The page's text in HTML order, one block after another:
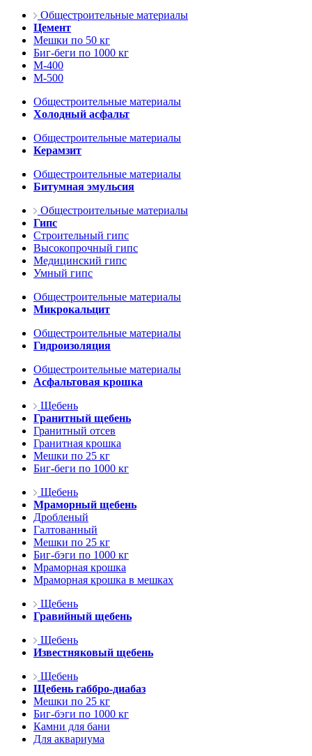
Общестроительные материалы
Цемент
Мешки по 50 кг
Биг-беги по 1000 кг
М-400
М-500
Общестроительные материалы
Холодный асфальт
Общестроительные материалы
Керамзит
Общестроительные материалы
Битумная эмульсия
Общестроительные материалы
Гипс
Строительный гипс
Высокопрочный гипс
Медицинский гипс
Умный гипс
Общестроительные материалы
Микрокальцит
Общестроительные материалы
Гидроизоляция
Общестроительные материалы
Асфальтовая крошка
Щебень
Гранитный щебень
Гранитный отсев
Гранитная крошка
Мешки по 25 кг
Биг-беги по 1000 кг
Щебень
Мраморный щебень
Дробленый
Галтованный
Мешки по 25 кг
Биг-бэги по 1000 кг
Мраморная крошка
Мраморная крошка в мешках
Щебень
Гравийный щебень
Щебень
Известняковый щебень
Щебень
Щебень габбро-диабаз
Мешки по 25 кг
Биг-бэги по 1000 кг
Камни для бани
Для аквариума